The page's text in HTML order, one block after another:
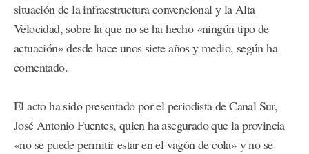
situación de la infraestructura convencional y la Alta
Velocidad, sobre la que no se ha hecho «ningún tipo de
actuación» desde hace unos siete años y medio, según ha
comentado.
El acto ha sido presentado por el periodista de Canal Sur,
José Antonio Fuentes, quien ha asegurado que la provincia
«no se puede permitir estar en el vagón de cola» y no se